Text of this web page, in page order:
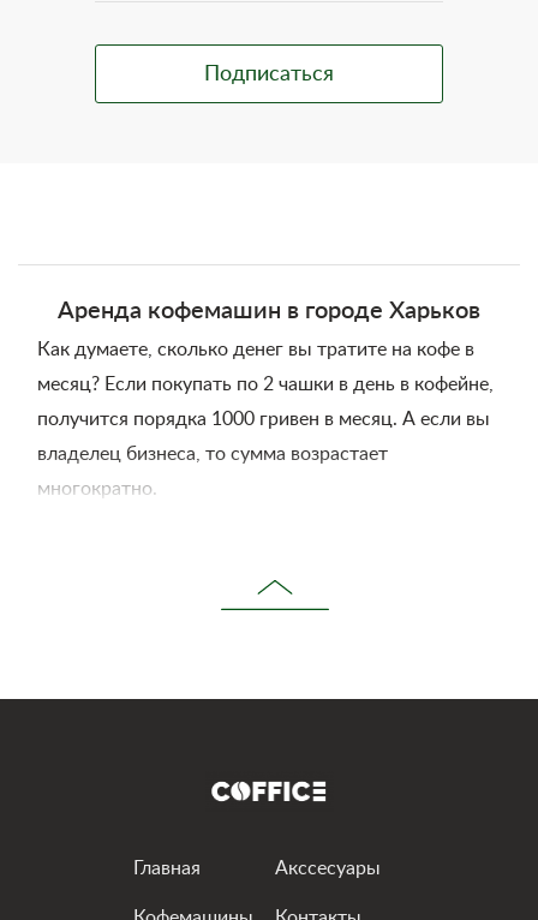
Аренда кофемашин в городе Харьков
Как думаете, сколько денег вы тратите на кофе в
месяц? Если покупать по 2 чашки в день в кофейне,
получится порядка 1000 гривен в месяц. А если вы
владелец бизнеса, то сумма возрастает
многократно.
бизнесов в г. Харьков, мы поняли, что хороший
придет кофейный сервис Coffic. Заказывая кофе у
пользование, а еще — бесплатную доставку кофе и
техобслуживание аппарата в городе Харьков.
Главная Акссесуары